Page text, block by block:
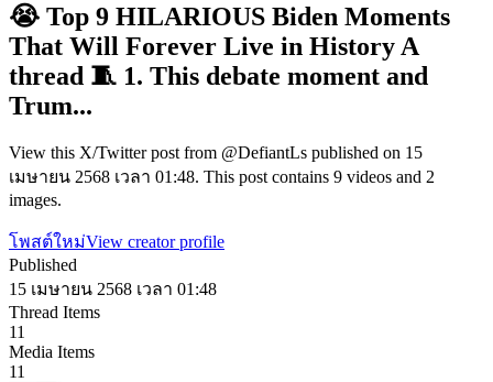
😭 Top 9 HILARIOUS Biden Moments
That Will Forever Live in History A
thread 🧵 1. This debate moment and
Trum...
View this X/Twitter post from @DefiantLs published on 15
เมษายน 2568 เวลา 01:48. This post contains 9 videos and 2
images.
โพสต์ใหม่View creator profile
Published
15 เมษายน 2568 เวลา 01:48
Thread Items
11
Media Items
11